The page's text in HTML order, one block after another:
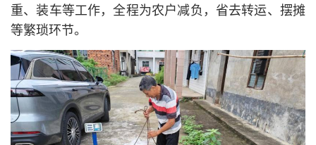
重、装车等工作，全程为农户减负，省去转运、摆摊
等繁琐环节。